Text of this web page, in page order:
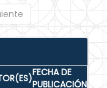
FECHA DE
PUBLICACIÓN